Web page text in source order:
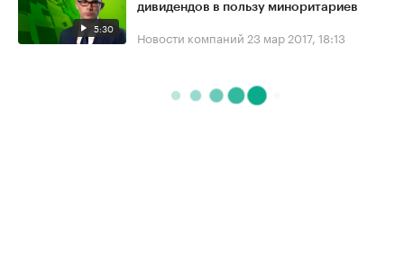
5:30
дивидендов в пользу миноритариев
Новости компаний 23 мар 2017, 18:13